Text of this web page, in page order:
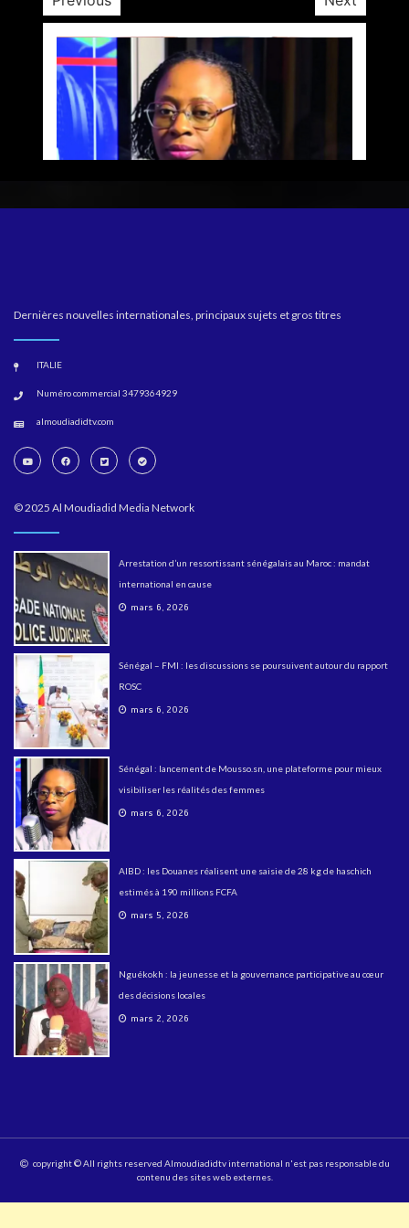
Dernières nouvelles internationales, principaux sujets et gros titres
ITALIE
Numéro commercial 3479364929
almoudiadidtv.com
© 2025 Al Moudiadid Media Network
Arrestation d’un ressortissant sénégalais au Maroc : mandat
international en cause
mars 6, 2026
Sénégal – FMI : les discussions se poursuivent autour du rapport
ROSC
mars 6, 2026
Sénégal : lancement de Mousso.sn, une plateforme pour mieux
visibiliser les réalités des femmes
mars 6, 2026
AIBD : les Douanes réalisent une saisie de 28 kg de haschich
estimés à 190 millions FCFA
mars 5, 2026
Nguékokh : la jeunesse et la gouvernance participative au cœur
des décisions locales
mars 2, 2026
copyright © All rights reserved Almoudiadidtv international n'est pas responsable du
contenu des sites web externes.